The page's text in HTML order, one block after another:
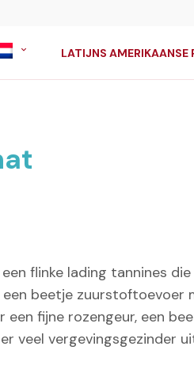
LATIJNS AMERIKAANSE
flinke lading tannines
beetje zuurstoftoevoer
fijne rozengeur, een
veel vergevingsgezinder